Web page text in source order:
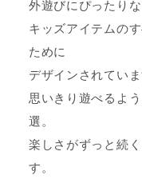
外遊びにぴったり
キッズアイテムの
ために
デザインされてい
思いきり遊べるよ
選。
楽しさがずっと続
す。